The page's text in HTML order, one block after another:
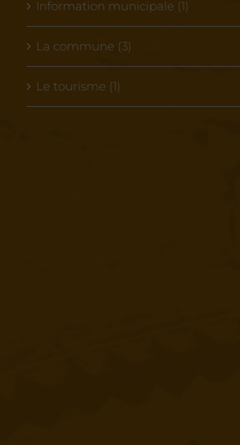
Information municipale (1)
La commune (3)
Le tourisme (1)